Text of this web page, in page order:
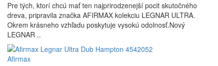
Pre tých, ktorí chcú mať ten najprirodzenejší pocit skutočného
dreva, pripravila značka AFIRMAX kolekciu LEGNAR ULTRA.
Okrem krásneho vzhľadu poskytuje vysokú odolnosť.Nový
LEGNAR ..
Afirmax